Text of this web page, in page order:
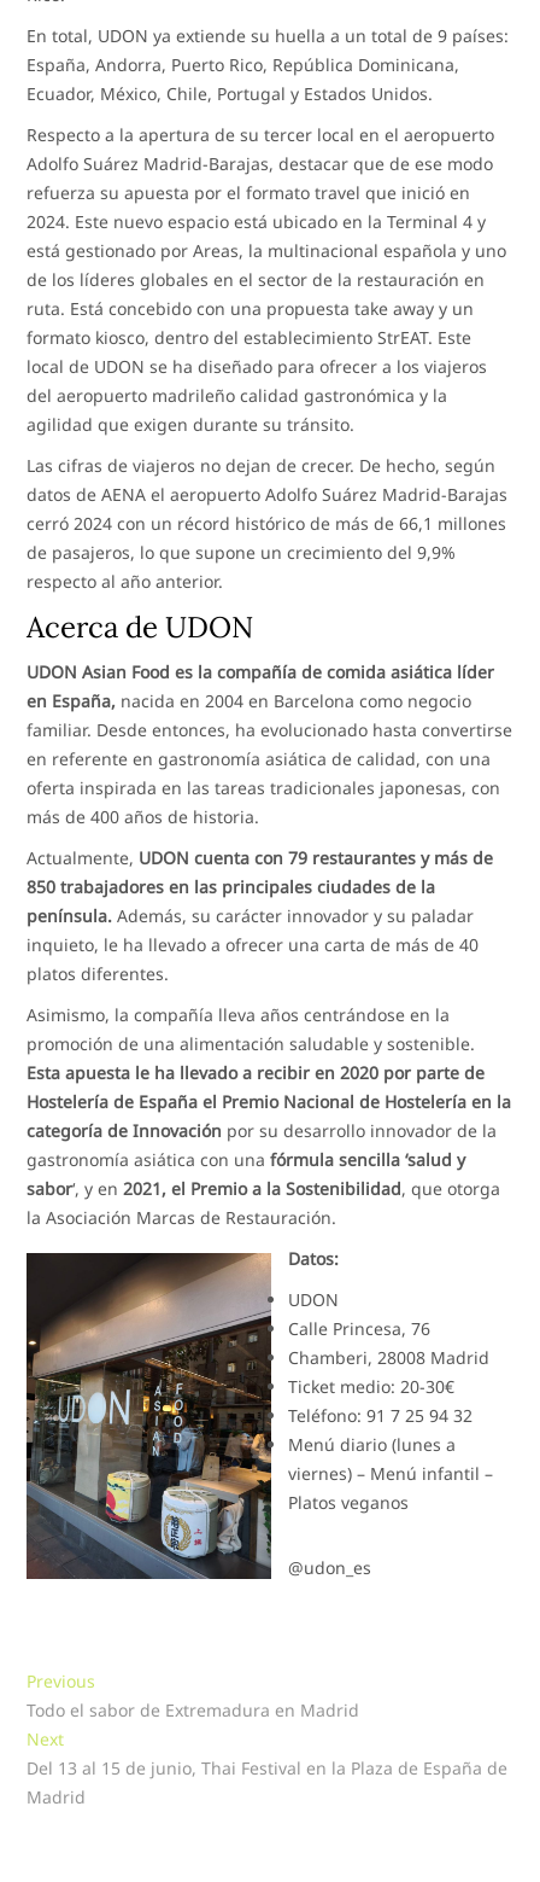
En total, UDON ya extiende su huella a un total de 9 países:
España, Andorra, Puerto Rico, República Dominicana,
Ecuador, México, Chile, Portugal y Estados Unidos.
Respecto a la apertura de su tercer local en el aeropuerto
Adolfo Suárez Madrid-Barajas, destacar que de ese modo
refuerza su apuesta por el formato travel que inició en
2024. Este nuevo espacio está ubicado en la Terminal 4 y
está gestionado por Areas, la multinacional española y uno
de los líderes globales en el sector de la restauración en
ruta. Está concebido con una propuesta take away y un
formato kiosco, dentro del establecimiento StrEAT. Este
local de UDON se ha diseñado para ofrecer a los viajeros
del aeropuerto madrileño calidad gastronómica y la
agilidad que exigen durante su tránsito.
Las cifras de viajeros no dejan de crecer. De hecho, según
datos de AENA el aeropuerto Adolfo Suárez Madrid-Barajas
cerró 2024 con un récord histórico de más de 66,1 millones
de pasajeros, lo que supone un crecimiento del 9,9%
respecto al año anterior.
Acerca de UDON
UDON Asian Food es la compañía de comida asiática líder
en España, nacida en 2004 en Barcelona como negocio
familiar. Desde entonces, ha evolucionado hasta convertirse
en referente en gastronomía asiática de calidad, con una
oferta inspirada en las tareas tradicionales japonesas, con
más de 400 años de historia.
Actualmente, UDON cuenta con 79 restaurantes y más de
850 trabajadores en las principales ciudades de la
península.Además, su carácter innovador y su paladar
inquieto, le ha llevado a ofrecer una carta de más de 40
platos diferentes.
Asimismo, la compañía lleva años centrándose en la
promoción de una alimentación saludable y sostenible.
Esta apuesta le ha llevado a recibir en 2020 por parte de
Hostelería de España el Premio Nacional de Hostelería en la
categoría de Innovación por su desarrollo innovador de la
gastronomía asiática con unafórmula sencilla ‘salud y
sabor‘, y en2021, el Premio a la Sostenibilidad, que otorga
la Asociación Marcas de Restauración.
Datos:
UDON
Calle Princesa, 76
Chamberi, 28008 Madrid
Ticket medio: 20-30€
Teléfono: 91 7 25 94 32
Menú diario (lunes a
viernes) – Menú infantil –
Platos veganos
@udon_es
Navegación
de
entradas
Previous
post:
Todo el sabor de Extremadura en Madrid
NextNext
post:
Del 13 al 15 de junio, Thai Festival en la Plaza de España de
Madrid